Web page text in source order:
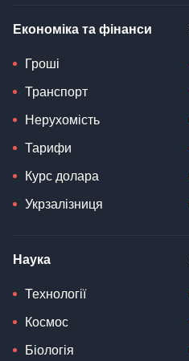
Економіка та фінанси
Гроші
Транспорт
Нерухомість
Тарифи
Курс долара
Укрзалізниця
Наука
Технології
Космос
Біологія